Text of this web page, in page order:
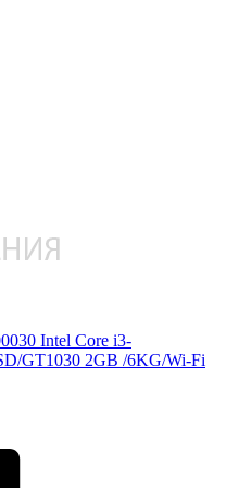
Intel Core i3-
GT1030 2GB /6KG/Wi-Fi